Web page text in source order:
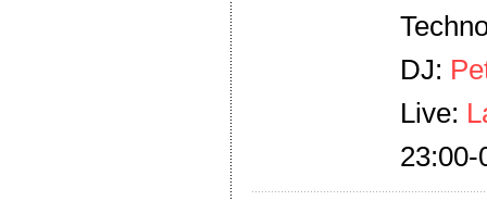
DJ:
Live:
23:00-